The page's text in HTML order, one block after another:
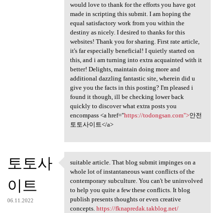
would love to thank for the efforts you have got
made in scripting this submit. I am hoping the
equal satisfactory work from you within the
destiny as nicely. I desired to thanks for this
websites! Thank you for sharing. First rate article,
it's far especially beneficial! I quietly started on
this, and i am turning into extra acquainted with it
better! Delights, maintain doing more and
additional dazzling fantastic site, wherein did u
give you the facts in this posting? I'm pleased i
found it though, ill be checking lower back
quickly to discover what extra posts you
encompass <a href="https://todongsan.com">안전
토토사이트</a>
토토사
이트
06.11.2022
suitable article. That blog
suitable article. That blog submit impinges on a
whole lot of instantaneous want conflicts of the
contemporary subculture. You can't be uninvolved
to help you quite a few these conflicts. It blog
publish presents thoughts or even creative
concepts. https://fknapredak.takblog.net/